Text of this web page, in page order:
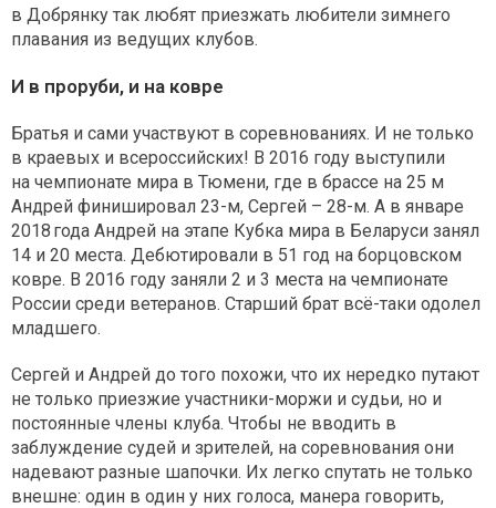
в Добрянку так любят приезжать любители зимнего
плавания из ведущих клубов.
И в проруби, и на ковре
Братья и сами участвуют в соревнованиях. И не только
в краевых и всероссийских! В 2016 году выступили
на чемпионате мира в Тюмени, где в брассе на 25 м
Андрей финишировал 23-м, Сергей – 28-м. А в январе
2018 года Андрей на этапе Кубка мира в Беларуси занял
14 и 20 места. Дебютировали в 51 год на борцовском
ковре. В 2016 году заняли 2 и 3 места на чемпионате
России среди ветеранов. Старший брат всё-таки одолел
младшего.
Сергей и Андрей до того похожи, что их нередко путают
не только приезжие участники-моржи и судьи, но и
постоянные члены клуба. Чтобы не вводить в
заблуждение судей и зрителей, на соревнования они
надевают разные шапочки. Их легко спутать не только
внешне: один в один у них голоса, манера говорить,